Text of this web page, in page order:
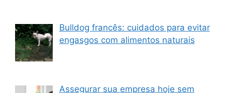
Bulldog francês: cuidados para evitar
engasgos com alimentos naturais
Assegurar sua empresa hoje sem